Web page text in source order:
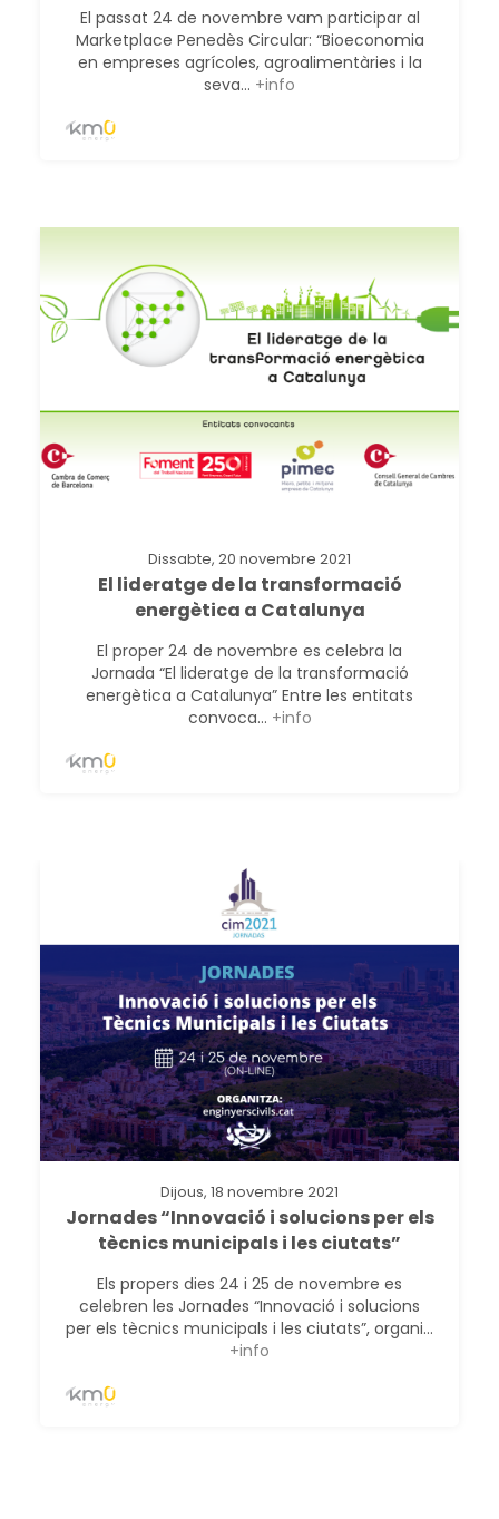
El passat 24 de novembre vam participar al
Marketplace Penedès Circular: “Bioeconomia
en empreses agrícoles, agroalimentàries i la
seva... +info
Dissabte, 20 novembre 2021
El lideratge de la transformació
energètica a Catalunya
El proper 24 de novembre es celebra la
Jornada “El lideratge de la transformació
energètica a Catalunya” Entre les entitats
convoca... +info
Dijous, 18 novembre 2021
Jornades “Innovació i solucions per els
tècnics municipals i les ciutats”
Els propers dies 24 i 25 de novembre es
celebren les Jornades “Innovació i solucions
per els tècnics municipals i les ciutats”, organi...
+info